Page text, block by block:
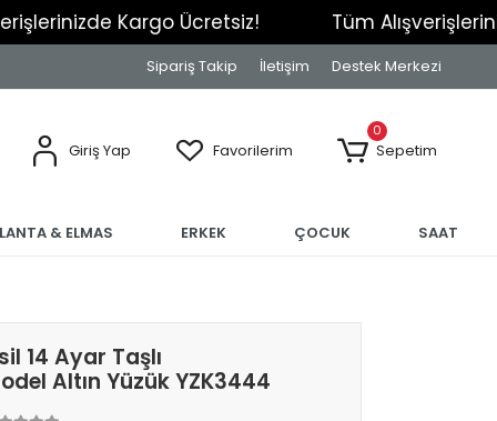
Kargo Ücretsiz! Tüm Alışverişlerinizde
Sipariş Takip İletişim Destek Merkezi
Giriş Yap Favorilerim
0
Sepetim
& ELMAS ERKEK ÇOCUK SAAT
14 Ayar Taşlı
Altın Yüzük YZK3444